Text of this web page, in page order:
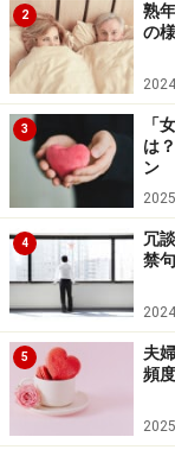
兆候ポイン
それまでは常に
た……なんてことは
恋人ができれば
をつけるように
向です。また、
が、相手からも
ている場合もあ
のがあったら、
2
熟
の
3
「
は
ン
4
冗
禁
5
夫
頻